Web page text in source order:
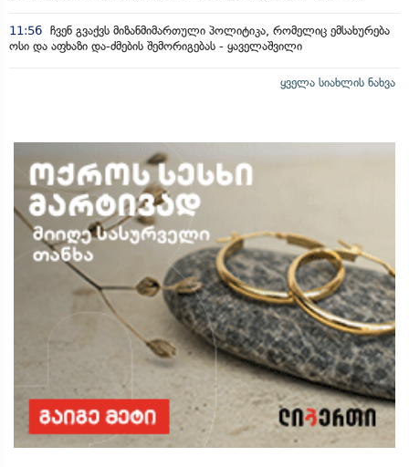
11:56 ჩვენ გვაქვს მიზანმიმართული პოლიტიკა, რომელიც ემსახურება
ოსი და აფხაზი და-ძმების შემორიგებას - ყაველაშვილი
ყველა სიახლის ნახვა